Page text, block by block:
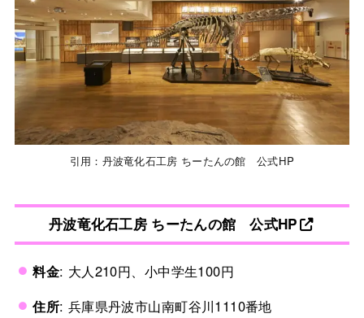
引用：丹波竜化石工房 ちーたんの館 公式HP
丹波竜化石工房 ちーたんの館 公式HP
料金: 大人210円、小中学生100円
住所: 兵庫県丹波市山南町谷川1110番地